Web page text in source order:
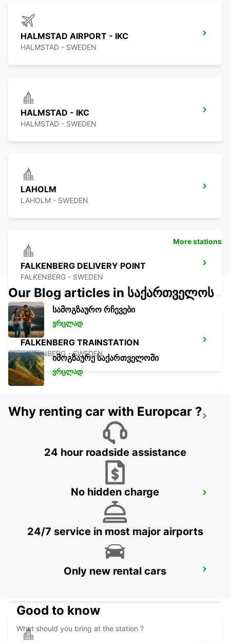
HALMSTAD AIRPORT - IKC
HALMSTAD - SWEDEN
HALMSTAD - IKC
HALMSTAD - SWEDEN
LAHOLM
LAHOLM - SWEDEN
FALKENBERG DELIVERY POINT
FALKENBERG - SWEDEN
FALKENBERG TRAINSTATION
FALKENBERG - SWEDEN
ANGELHOLM AIRPORT - IKC
ANGELHOLM - IKC
VARBERG TRAINSTATION
More stations
Our Blog articles in საქართველოს
სამოგზაურო რჩევები
ვრცლად
იმოგზაურე საქართველოში
ვრცლად
Why renting car with Europcar ?
24 hour roadside assistance
No hidden charge
24/7 service in most major airports
Only new rental cars
Good to know
What should you bring at the station ?